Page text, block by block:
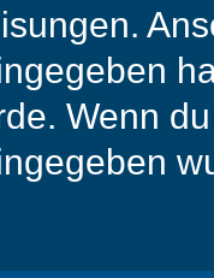
Wenn